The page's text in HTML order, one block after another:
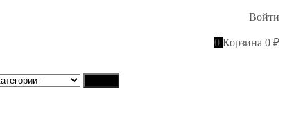
Войти
0 Корзина 0 ₽